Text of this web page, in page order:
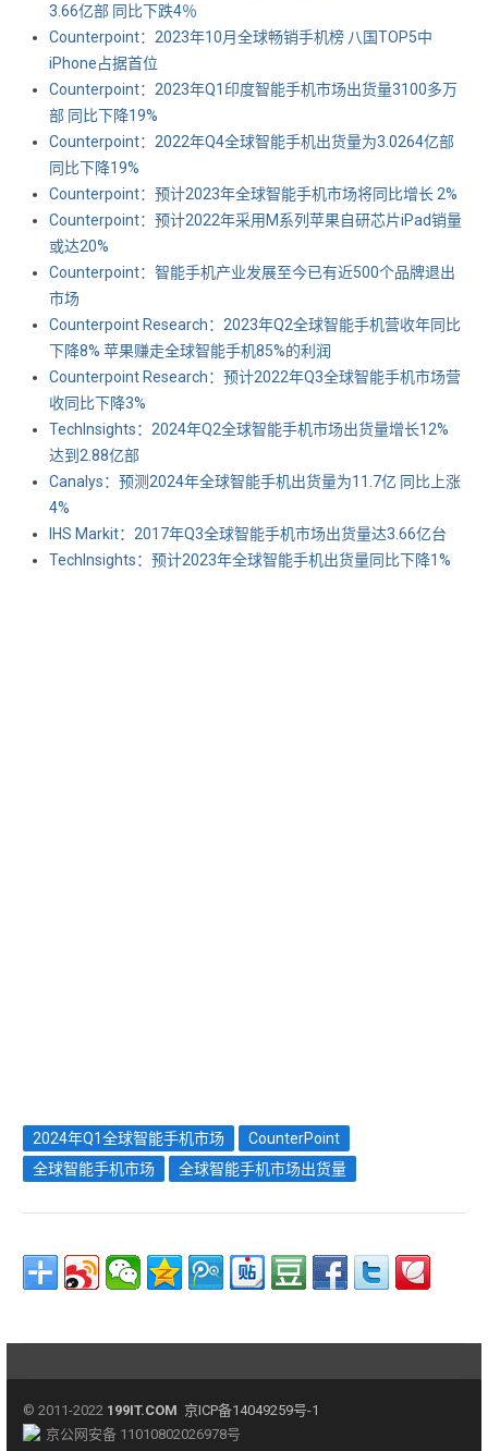
3.66亿部 同比下跌4％
Counterpoint：2023年10月全球畅销手机榜 八国TOP5中
iPhone占据首位
Counterpoint：2023年Q1印度智能手机市场出货量3100多万
部 同比下降19%
Counterpoint：2022年Q4全球智能手机出货量为3.0264亿部
同比下降19%
Counterpoint：预计2023年全球智能手机市场将同比增长 2%
Counterpoint：预计2022年采用M系列苹果自研芯片iPad销量
或达20%
Counterpoint：智能手机产业发展至今已有近500个品牌退出
市场
Counterpoint Research：2023年Q2全球智能手机营收年同比
下降8% 苹果赚走全球智能手机85%的利润
Counterpoint Research：预计2022年Q3全球智能手机市场营
收同比下降3%
TechInsights：2024年Q2全球智能手机市场出货量增长12%
达到2.88亿部
Canalys：预测2024年全球智能手机出货量为11.7亿 同比上涨
4%
IHS Markit：2017年Q3全球智能手机市场出货量达3.66亿台
TechInsights：预计2023年全球智能手机出货量同比下降1%
2024年Q1全球智能手机市场
CounterPoint
全球智能手机市场
全球智能手机市场出货量
© 2011-2022 199IT.COM 京ICP备14049259号-1
京公网安备 11010802026978号